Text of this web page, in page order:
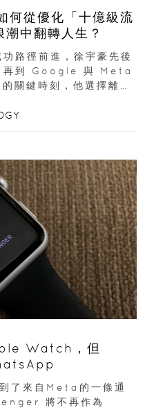
何從優化「十億級流
中翻轉人生？
路徑前進，徐宇豪先後
再到 Google 與 Meta
關鍵時刻，他選擇離開
Watch，但
了來自Meta的一條通
將不再作為